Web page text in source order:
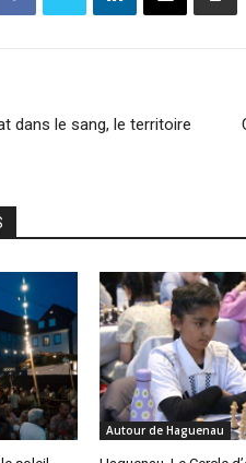
dans le sang, le territoire
Autour de Haguenau